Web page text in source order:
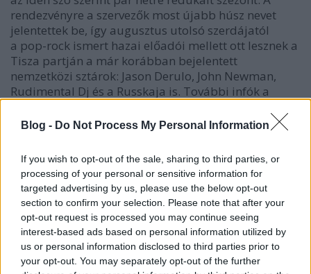
Blog - Do Not Process My Personal Information
If you wish to opt-out of the sale, sharing to third parties, or
processing of your personal or sensitive information for
targeted advertising by us, please use the below opt-out
section to confirm your selection. Please note that after your
opt-out request is processed you may continue seeing
interest-based ads based on personal information utilized by
us or personal information disclosed to third parties prior to
your opt-out. You may separately opt-out of the further
rendezvényre a szervezők most újabb húsz nevet
jelentettek be, így augusztus utolsó szerdájatól
a pop-rock ismert hazai előadói mellett ott lesznek a
Tisza partján a már korábban bejelentett
nemzetközi sztárok: Jason Derulo, John Newman,
Rudimental Dj és a Russkaja is. További infók a
hagyományosan évadzáró bulija, a Szegedi Ifjúsági
Napok, augusztus 26. és 29. között. A fesztivál
korábbanmár bejelentett számos hazai és
nemzetközi nevet, hozzájuk csatlakozott most húsz
fellépő. Név szerint a Punnany Massif, az Irie Maffia,
az Intim Torna Illegál, a Vad Fruttik, a Bëlga, a
Paddy And The Rats, a Krúbi, a Fish!, a Bohemian